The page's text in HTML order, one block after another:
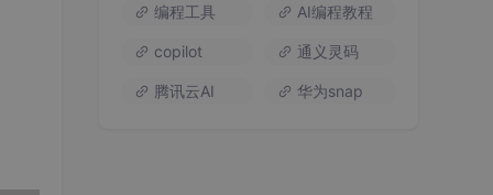
编程工具 AI编程教程
copilot 通义灵码
腾讯云AI 华为snap